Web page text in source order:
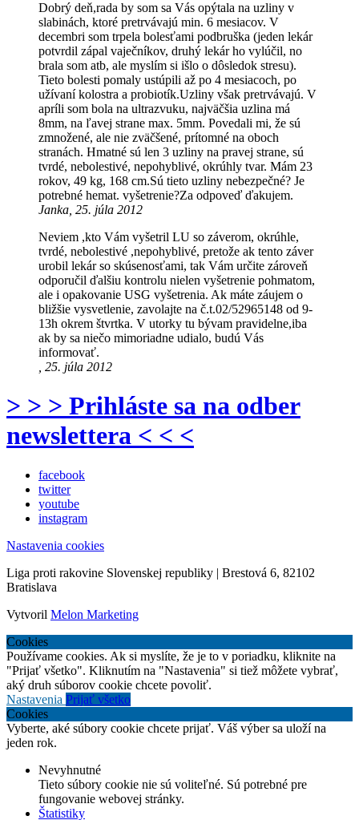
Dobrý deň,rada by som sa Vás opýtala na uzliny v
slabinách, ktoré pretrvávajú min. 6 mesiacov. V
decembri som trpela bolesťami podbruška (jeden lekár
potvrdil zápal vaječníkov, druhý lekár ho vylúčil, no
brala som atb, ale myslím si išlo o dôsledok stresu).
Tieto bolesti pomaly ustúpili až po 4 mesiacoch, po
užívaní kolostra a probiotík.Uzliny však pretrvávajú. V
apríli som bola na ultrazvuku, najväčšia uzlina má
8mm, na ľavej strane max. 5mm. Povedali mi, že sú
zmnožené, ale nie zväčšené, prítomné na oboch
stranách. Hmatné sú len 3 uzliny na pravej strane, sú
tvrdé, nebolestivé, nepohyblivé, okrúhly tvar. Mám 23
rokov, 49 kg, 168 cm.Sú tieto uzliny nebezpečné? Je
potrebné hemat. vyšetrenie?Za odpoveď ďakujem.
Janka, 25. júla 2012
Neviem ,kto Vám vyšetril LU so záverom, okrúhle,
tvrdé, nebolestivé ,nepohyblivé, pretože ak tento záver
urobil lekár so skúsenosťami, tak Vám určite zároveň
odporučil ďalšiu kontrolu nielen vyšetrenie pohmatom,
ale i opakovanie USG vyšetrenia. Ak máte záujem o
bližšie vysvetlenie, zavolajte na č.t.02/52965148 od 9-
13h okrem štvrtka. V utorky tu bývam pravidelne,iba
ak by sa niečo mimoriadne udialo, budú Vás
informovať.
, 25. júla 2012
> > > Prihláste sa na odber
newslettera < < <
facebook
twitter
youtube
instagram
Nastavenia cookies
Liga proti rakovine Slovenskej republiky | Brestová 6, 82102
Bratislava
Vytvoril Melon Marketing
Cookies
Používame cookies. Ak si myslíte, že je to v poriadku, kliknite na
"Prijať všetko". Kliknutím na "Nastavenia" si tiež môžete vybrať,
aký druh súborov cookie chcete povoliť.
Nastavenia Prijať všetko
Cookies
Vyberte, aké súbory cookie chcete prijať. Váš výber sa uloží na
jeden rok.
Nevyhnutné
Tieto súbory cookie nie sú voliteľné. Sú potrebné pre
fungovanie webovej stránky.
Štatistiky